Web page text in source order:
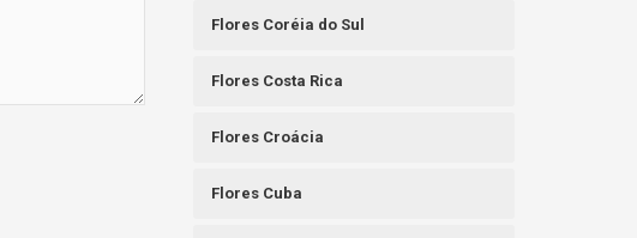
Flores Coréia do Sul
Flores Costa Rica
Flores Croácia
Flores Cuba